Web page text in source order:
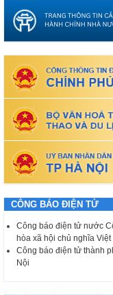
CÔNG BÁO ĐIỆN TỬ
Công báo điện tử nước
hòa xã hội chủ nghĩa Việt
Công báo điện tử thành
Nội